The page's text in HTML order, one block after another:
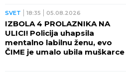
SVET 18:35 05.08.2026
IZBOLA 4 PROLAZNIKA NA
ULICI! Policija uhapsila
mentalno labilnu ženu, evo
ČIME je umalo ubila muškarce